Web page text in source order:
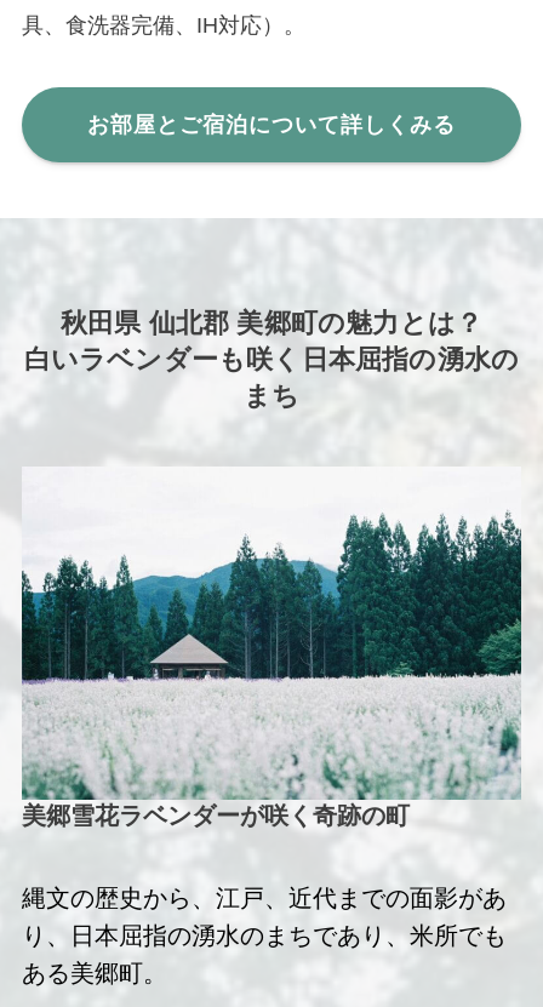
具、食洗器完備、IH対応）。
お部屋とご宿泊について詳しくみる
秋田県 仙北郡 美郷町の魅力とは？
白いラベンダーも咲く日本屈指の湧水の
まち
美郷雪花ラベンダーが咲く奇跡の町
縄文の歴史から、江戸、近代までの面影があ
り、日本屈指の湧水のまちであり、米所でも
ある美郷町。